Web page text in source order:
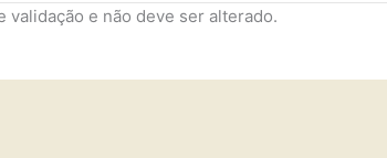
validação e não deve ser alterado.